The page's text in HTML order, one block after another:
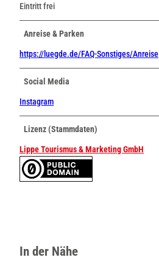
Eintritt frei
Anreise & Parken
https://luegde.de/FAQ-Sonstiges/Anreise
Social Media
Instagram
Lizenz (Stammdaten)
Lippe Tourismus & Marketing GmbH
In der Nähe